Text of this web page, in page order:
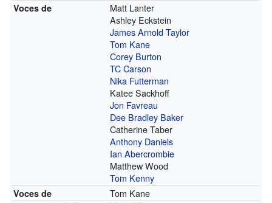
Voces de
Matt Lanter
Ashley Eckstein
James Arnold Taylor
Tom Kane
Corey Burton
TC Carson
Nika Futterman
Katee Sackhoff
Jon Favreau
Dee Bradley Baker
Catherine Taber
Anthony Daniels
Ian Abercrombie
Matthew Wood
Tom Kenny
Voces de Tom Kane